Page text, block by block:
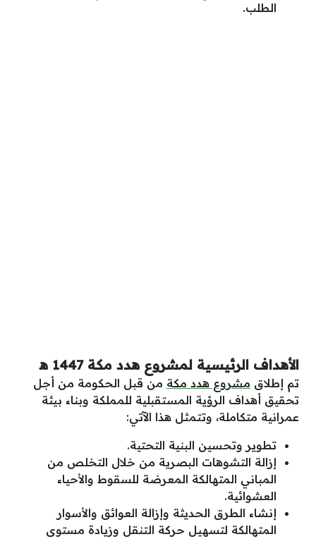
الطلب.
الأهداف الرئيسية لمشروع هدد مكة 1447 ه‍
تم إطلاق مشروع هدد مكة من قبل الحكومة من أجل
تحقيق أهداف الرؤية المستقبلية للمملكة وبناء بيئة
عمرانية متكاملة، وتتمثل هذا الآتي:
تطوير وتحسين البنية التحتية.
إزالة التشوهات البصرية من خلال التخلص من
المباني المتهالكة المعرضة للسقوط والأحياء
العشوائية.
إنشاء الطرق الحديثة وإزالة العوائق والأسوار
المتهالكة لتسهيل حركة التنقل وزيادة مستوى